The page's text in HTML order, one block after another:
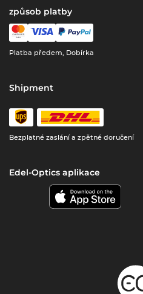
způsob platby
Platba předem, Dobírka
Shipment
Bezplatné zaslání a zpětné doručení
Edel-Optics aplikace